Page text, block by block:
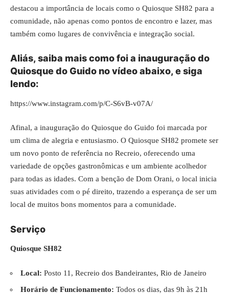
destacou a importância de locais como o Quiosque SH82 para a
comunidade, não apenas como pontos de encontro e lazer, mas
também como lugares de convivência e integração social.
Aliás, saiba mais como foi a inauguração do
Quiosque do Guido no vídeo abaixo, e siga
lendo:
https://www.instagram.com/p/C-S6vB-v07A/
Afinal, a inauguração do Quiosque do Guido foi marcada por
um clima de alegria e entusiasmo. O Quiosque SH82 promete ser
um novo ponto de referência no Recreio, oferecendo uma
variedade de opções gastronômicas e um ambiente acolhedor
para todas as idades. Com a benção de Dom Orani, o local inicia
suas atividades com o pé direito, trazendo a esperança de ser um
local de muitos bons momentos para a comunidade.
Serviço
Quiosque SH82
Local: Posto 11, Recreio dos Bandeirantes, Rio de Janeiro
Horário de Funcionamento: Todos os dias, das 9h às 21h